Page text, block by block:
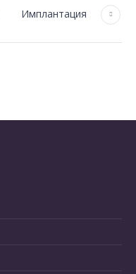
Имплантация